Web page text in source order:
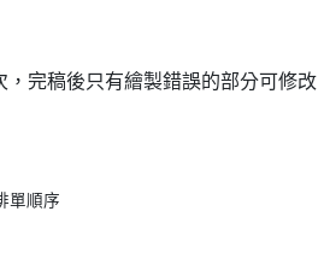
，完稿後只有繪製錯誤的部分可修改
單順序